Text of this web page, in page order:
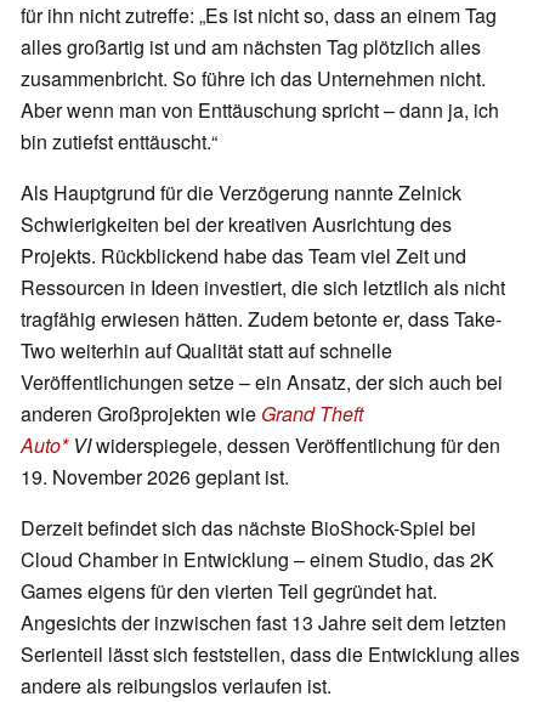
für ihn nicht zutreffe: „Es ist nicht so, dass an einem Tag
alles großartig ist und am nächsten Tag plötzlich alles
zusammenbricht. So führe ich das Unternehmen nicht.
Aber wenn man von Enttäuschung spricht – dann ja, ich
bin zutiefst enttäuscht.“
Als Hauptgrund für die Verzögerung nannte Zelnick
Schwierigkeiten bei der kreativen Ausrichtung des
Projekts. Rückblickend habe das Team viel Zeit und
Ressourcen in Ideen investiert, die sich letztlich als nicht
tragfähig erwiesen hätten. Zudem betonte er, dass Take-
Two weiterhin auf Qualität statt auf schnelle
Veröffentlichungen setze – ein Ansatz, der sich auch bei
anderen Großprojekten wie Grand Theft
Auto VIwiderspiegele, dessen Veröffentlichung für den
19. November 2026 geplant ist.
Derzeit befindet sich das nächste BioShock-Spiel bei
Cloud Chamber in Entwicklung – einem Studio, das 2K
Games eigens für den vierten Teil gegründet hat.
Angesichts der inzwischen fast 13 Jahre seit dem letzten
Serienteil lässt sich feststellen, dass die Entwicklung alles
andere als reibungslos verlaufen ist.